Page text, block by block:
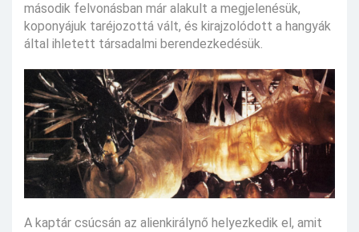
második felvonásban már alakult a megjelenésük,
koponyájuk taréjozottá vált, és kirajzolódott a hangyák
által ihletett társadalmi berendezkedésük.
A kaptár csúcsán az alienkirálynő helyezkedik el, amit